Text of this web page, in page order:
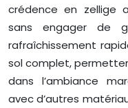
crédence en zellige
sans engager de
rafraîchissement
sol complet,
dans l’ambiance
avec d’autres